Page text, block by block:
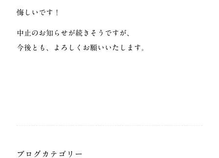
悔しいです！
中止のお知らせが続きそうですが、
今後とも、よろしくお願いいたします。
ブログカテゴリー